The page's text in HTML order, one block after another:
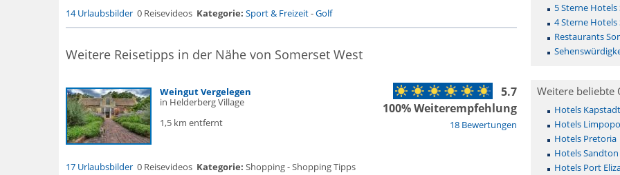
14 Urlaubsbilder 0 Reisevideos Kategorie: Sport & Freizeit-Golf
Weitere Reisetipps in der Nähe von Somerset West
Weingut Vergelegen
in Helderberg Village
1,5 km entfernt
18 Bewertungen
5.7
100% Weiterempfehlung
17 Urlaubsbilder 0 Reisevideos Kategorie: Shopping - Shopping Tipps
5 Sterne
4 Sterne
Restaurants
Weitere beliebte
Hotels Kapstadt
Hotels Limpopo
Hotels Pretoria
Hotels Sandton
Hotels Port